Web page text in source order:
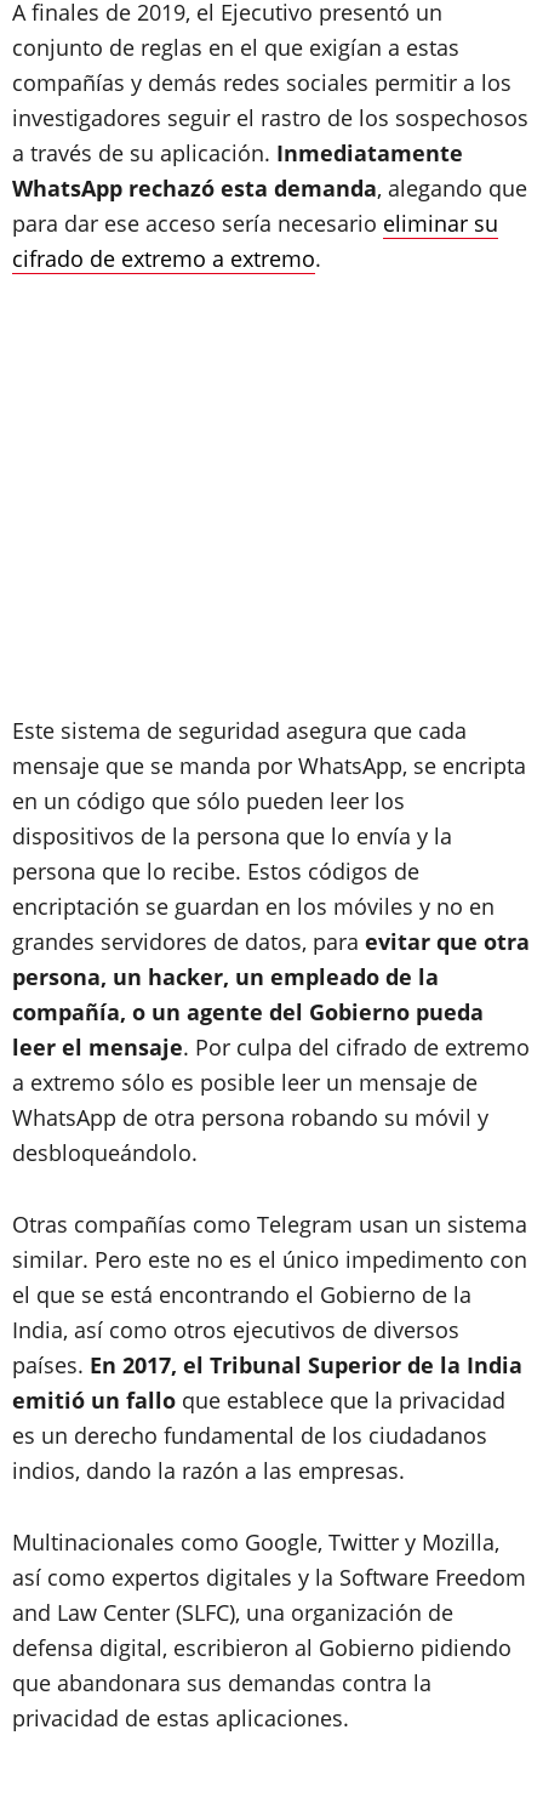
A finales de 2019, el Ejecutivo presentó un
conjunto de reglas en el que exigían a estas
compañías y demás redes sociales permitir a los
investigadores seguir el rastro de los sospechosos
a través de su aplicación. Inmediatamente
WhatsApp rechazó esta demanda, alegando que
para dar ese acceso sería necesario eliminar su
cifrado de extremo a extremo.
Este sistema de seguridad asegura que cada
mensaje que se manda por WhatsApp, se encripta
en un código que sólo pueden leer los
dispositivos de la persona que lo envía y la
persona que lo recibe. Estos códigos de
encriptación se guardan en los móviles y no en
grandes servidores de datos, para evitar que otra
persona, un hacker, un empleado de la
compañía, o un agente del Gobierno pueda
leer el mensaje. Por culpa del cifrado de extremo
a extremo sólo es posible leer un mensaje de
WhatsApp de otra persona robando su móvil y
desbloqueándolo.
Otras compañías como Telegram usan un sistema
similar. Pero este no es el único impedimento con
el que se está encontrando el Gobierno de la
India, así como otros ejecutivos de diversos
países. En 2017, el Tribunal Superior de la India
emitió un fallo que establece que la privacidad
es un derecho fundamental de los ciudadanos
indios, dando la razón a las empresas.
Multinacionales como Google, Twitter y Mozilla,
así como expertos digitales y la Software Freedom
and Law Center (SLFC), una organización de
defensa digital, escribieron al Gobierno pidiendo
que abandonara sus demandas contra la
privacidad de estas aplicaciones.